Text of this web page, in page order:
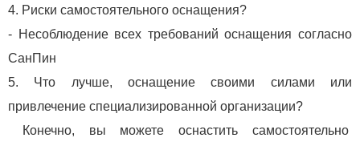
4. Риски самостоятельного оснащения?
- Несоблюдение всех требований оснащения согласно
СанПин
5. Что лучше, оснащение своими силами или
привлечение специализированной организации?
Конечно, вы можете оснастить самостоятельно